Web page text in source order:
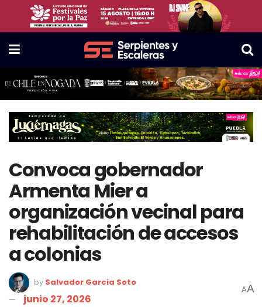
Convoca gobernador
Armenta Mier a
organización vecinal para
rehabilitación de accesos
a colonias
by Salvador Garcia Soto
junio 27, 2026
AA